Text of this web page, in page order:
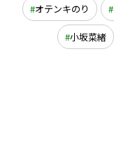
オテンキのり
小坂菜緒